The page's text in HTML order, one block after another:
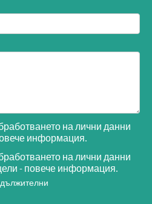
на лични данни
информация.
на лични данни
- повече информация.